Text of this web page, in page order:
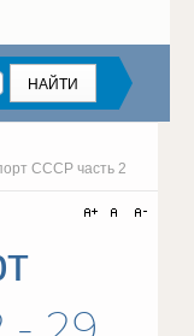
СССР часть 2